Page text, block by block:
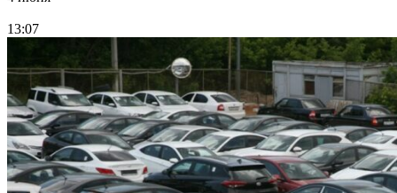
13:07